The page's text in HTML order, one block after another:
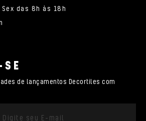
das 8h às 18h
de lançamentos Decortiles com